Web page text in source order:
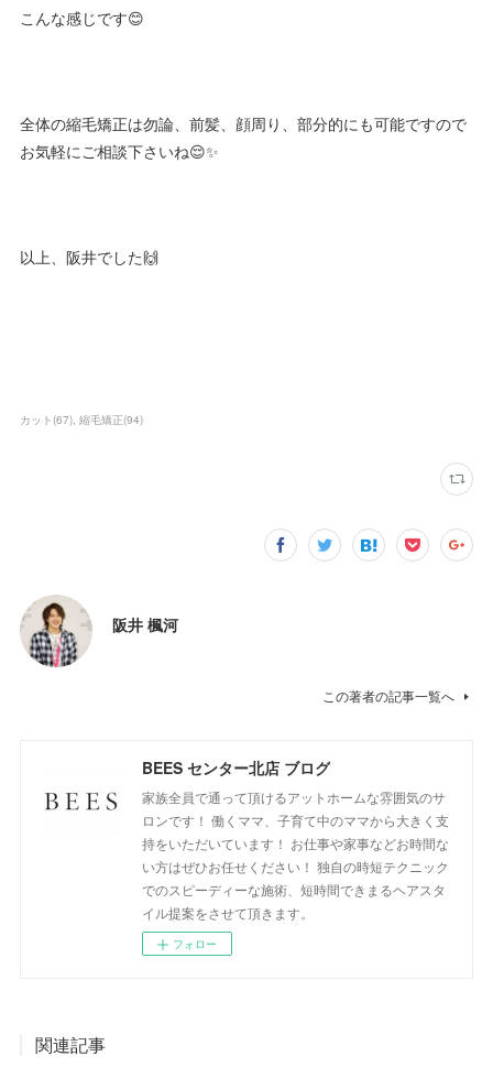
こんな感じです😊
全体の縮毛矯正は勿論、前髪、顔周り、部分的にも可能ですので
お気軽にご相談下さいね😌✨
以上、阪井でした🙌
カット (67) 縮毛矯正(94)
阪井 楓河
この著者の記事一覧へ
BEES センター北店 ブログ
家族全員で通って頂けるアットホームな雰囲気のサ
ロンです！ 働くママ、子育て中のママから大きく支
持をいただいています！ お仕事や家事などお時間な
い方はぜひお任せください！ 独自の時短テクニック
でのスピーディーな施術、短時間できまるヘアスタ
イル提案をさせて頂きます。
フォロー
関連記事